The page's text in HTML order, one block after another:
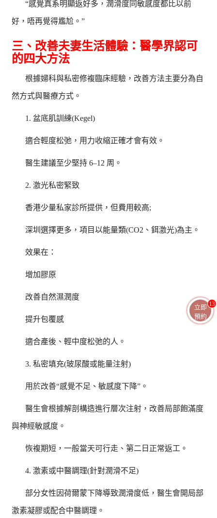
“感覺真系明顯返好多，潤滑度同敏感度都比以前
好，唔再覺得尷尬。”
三、改善夫妻生活體驗：醫學界認可
的四大方法
根據婦科與私密修複臨床經驗，改善方法主要分為自
然方式與醫療方式。
1. 盆底肌訓練(Kegel)
適合輕度松弛，用力收縮正確才會有效。
醫生建議至少堅持 6–12 周。
2. 激光私密緊致
香港少量私家診所提供，但費用較高;
深圳選擇更多，項目以能量類(CO2、鉺激光)為主。
效果在：
增加膠原
改善自然濕潤度
提升包覆感
適合產後、輕中度松弛的人。
3. 私密填充(玻尿酸或能量注射)
用於改善“感覺不足、敏感度下降”。
醫生會根據解剖構造進行層次注射，改善局部飽滿度
與神經敏感度。
恢複期短，一般當天可行走、第二日正常返工。
4. 激素或中醫調理(針對潤滑不足)
部分女性因荷爾蒙下降導致潤滑度低，醫生會開局部
激素凝膠或配合中醫調理。
立即
預約
13